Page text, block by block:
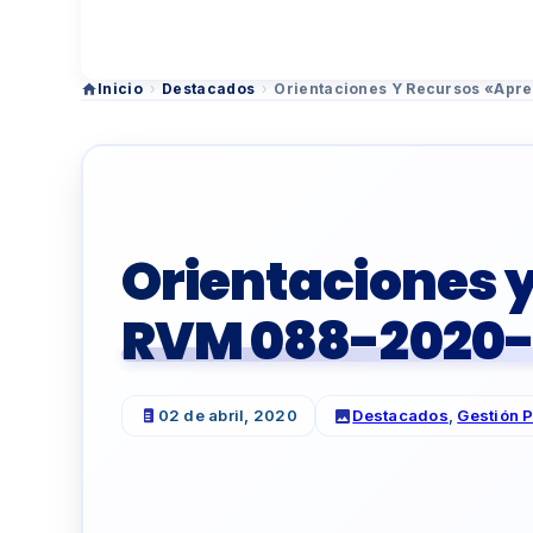
Inicio › Destacados › Orientaciones Y Recursos
Orientaciones
RVM 088-
02 de abril, 2020 Destacados Gestión